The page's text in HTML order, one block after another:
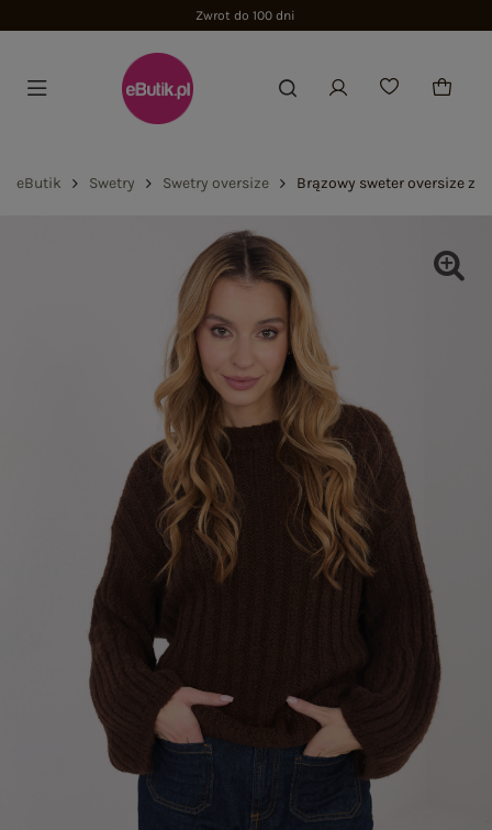
Zwrot do 100 dni
eButik Swetry Swetry oversize Brązowy sweter oversize z